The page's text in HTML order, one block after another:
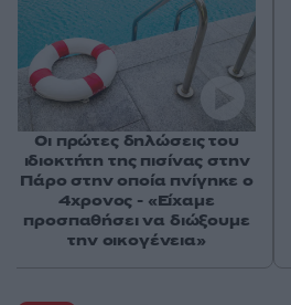
Οι πρώτες δηλώσεις του
ιδιοκτήτη της πισίνας στην
Πάρο στην οποία πνίγηκε ο
4χρονος - «Είχαμε
προσπαθήσει να διώξουμε
την οικογένεια»